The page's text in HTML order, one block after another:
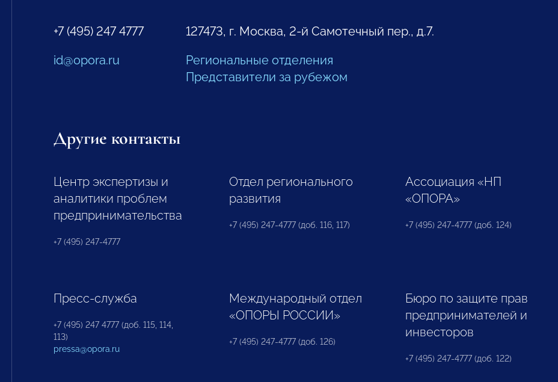
+7 (495) 247 4777
id@opora.ru
127473, г. Москва, 2-й Самотечный пер., д.7.
Региональные отделения
Представители за рубежом
Другие контакты
Центр экспертизы и
аналитики проблем
предпринимательства
+7 (495) 247-4777
Отдел регионального
развития
+7 (495) 247-4777 (доб. 116, 117)
Ассоциация «НП
«ОПОРА»
+7 (495) 247-4777 (доб. 124)
Пресс-служба
+7 (495) 247 4777 (доб. 115, 114,
113)
pressa@opora.ru
Международный отдел
«ОПОРЫ РОССИИ»
+7 (495) 247-4777 (доб. 126)
Бюро по защите прав
предпринимателей и
инвесторов
+7 (495) 247-4777 (доб. 122)